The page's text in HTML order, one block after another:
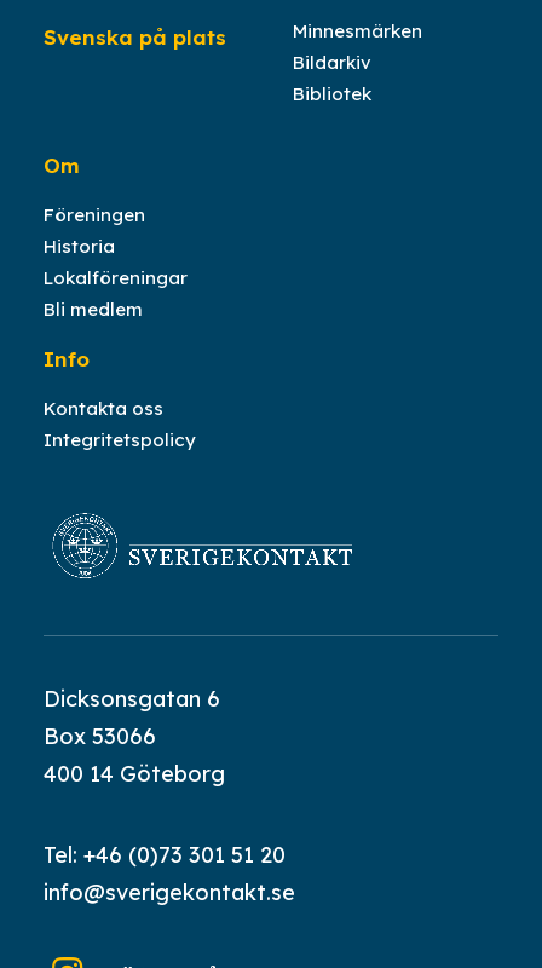
Dicksonsgatan 6
Box 53066
400 14 Göteborg
Tel: +46 (0)73 301 51 20
info@sverigekontakt.se
Svenska på plats
Minnesmärken
Bildarkiv
Bibliotek
Om
Föreningen
Historia
Lokalföreningar
Bli medlem
Info
Kontakta oss
Integritetspolicy